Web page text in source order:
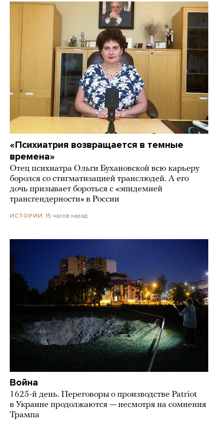
«Психиатрия возвращается в темные
времена»
Отец психиатра Ольги Бухановской всю карьеру
боролся со стигматизацией транслюдей. А его
дочь призывает бороться с «эпидемией
трансгендерности» в России
ИСТОРИИ 15 часов назад
Война
1625-й день. Переговоры о производстве Patriot
в Украине продолжаются — несмотря на сомнения
Трампа